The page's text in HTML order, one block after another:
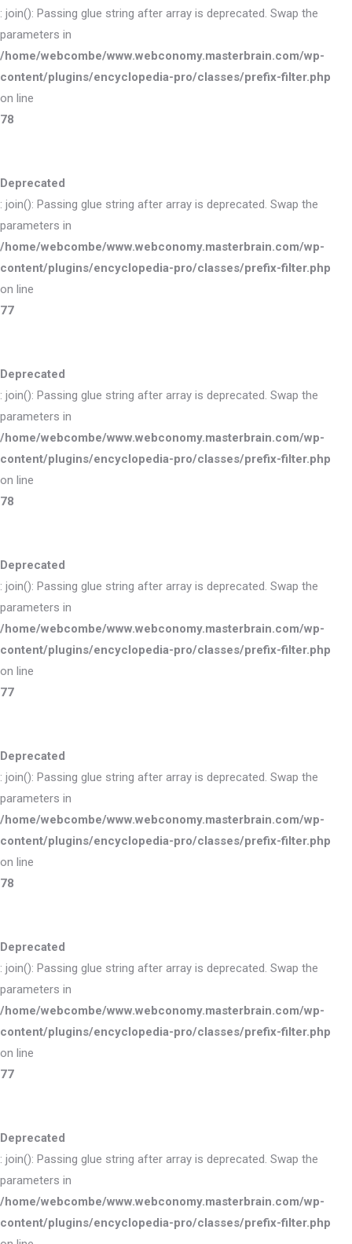
: join(): Passing glue string after array is deprecated. Swap the
parameters in
/home/webcombe/www.webconomy.masterbrain.com/wp-
content/plugins/encyclopedia-pro/classes/prefix-filter.php
on line
78
Deprecated
: join(): Passing glue string after array is deprecated. Swap the
parameters in
/home/webcombe/www.webconomy.masterbrain.com/wp-
content/plugins/encyclopedia-pro/classes/prefix-filter.php
on line
77
Deprecated
: join(): Passing glue string after array is deprecated. Swap the
parameters in
/home/webcombe/www.webconomy.masterbrain.com/wp-
content/plugins/encyclopedia-pro/classes/prefix-filter.php
on line
78
Deprecated
: join(): Passing glue string after array is deprecated. Swap the
parameters in
/home/webcombe/www.webconomy.masterbrain.com/wp-
content/plugins/encyclopedia-pro/classes/prefix-filter.php
on line
77
Deprecated
: join(): Passing glue string after array is deprecated. Swap the
parameters in
/home/webcombe/www.webconomy.masterbrain.com/wp-
content/plugins/encyclopedia-pro/classes/prefix-filter.php
on line
78
Deprecated
: join(): Passing glue string after array is deprecated. Swap the
parameters in
/home/webcombe/www.webconomy.masterbrain.com/wp-
content/plugins/encyclopedia-pro/classes/prefix-filter.php
on line
77
Deprecated
: join(): Passing glue string after array is deprecated. Swap the
parameters in
/home/webcombe/www.webconomy.masterbrain.com/wp-
content/plugins/encyclopedia-pro/classes/prefix-filter.php